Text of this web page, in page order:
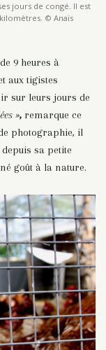
jours de congé. Il est
© Anaïs
9 heures à
aux tigistes
sur leurs jours de
», remarque ce
photographie, il
sa petite
goût à la nature.